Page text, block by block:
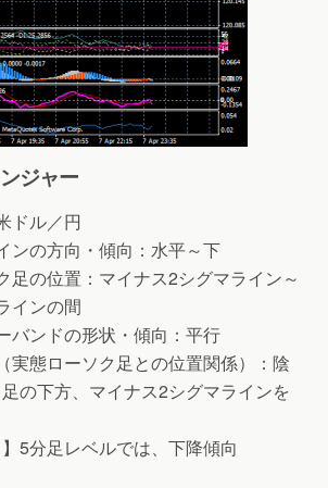
ジャー
ドル／円
ンの方向・傾向：水平～下
足の位置：マイナス2シグマライン～
インの間
バンドの形状・傾向：平行
実態ローソク足との位置関係）：陰
の下方、マイナス2シグマラインを
】5分足レベルでは、下降傾向